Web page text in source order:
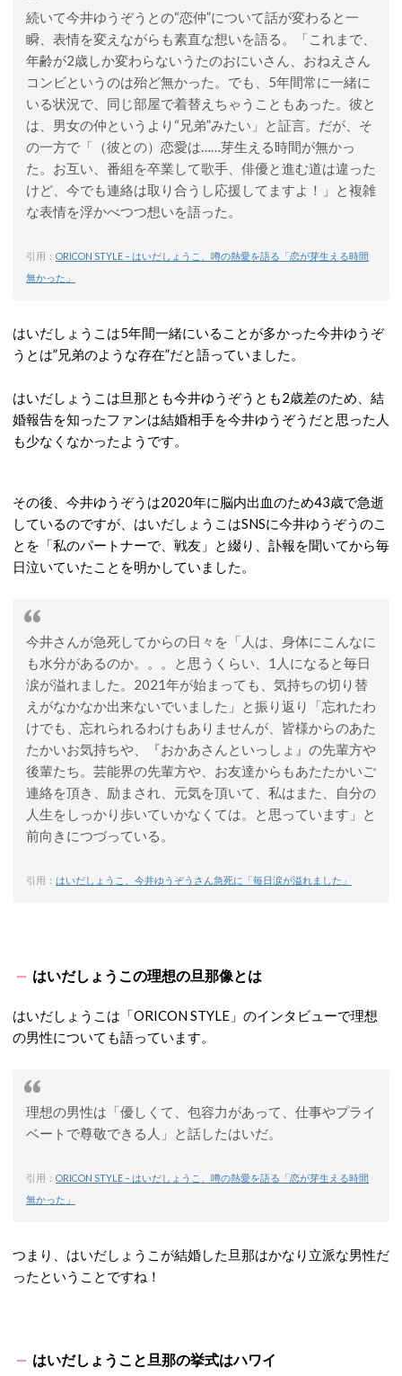
続いて今井ゆうぞうとの“恋仲”について話が変わると一
瞬、表情を変えながらも素直な想いを語る。「これまで、
年齢が2歳しか変わらないうたのおにいさん、おねえさん
コンビというのは殆ど無かった。でも、5年間常に一緒に
いる状況で、同じ部屋で着替えちゃうこともあった。彼と
は、男女の仲というより“兄弟”みたい」と証言。だが、そ
の一方で「（彼との）恋愛は……芽生える時間が無かっ
た。お互い、番組を卒業して歌手、俳優と進む道は違った
けど、今でも連絡は取り合うし応援してますよ！」と複雑
な表情を浮かべつつ想いを語った。
引用： ORICON STYLE – はいだしょうこ、噂の熱愛を語る「恋が芽生える時間
無かった」
はいだしょうこは5年間一緒にいることが多かった今井ゆうぞ
うとは”兄弟のような存在”だと語っていました。
はいだしょうこは旦那とも今井ゆうぞうとも2歳差のため、結
婚報告を知ったファンは結婚相手を今井ゆうぞうだと思った人
も少なくなかったようです。
その後、今井ゆうぞうは2020年に脳内出血のため43歳で急逝
しているのですが、はいだしょうこはSNSに今井ゆうぞうのこ
とを「私のパートナーで、戦友」と綴り、訃報を聞いてから毎
日泣いていたことを明かしていました。
今井さんが急死してからの日々を「人は、身体にこんなに
も水分があるのか。。。と思うくらい、1人になると毎日
涙が溢れました。2021年が始まっても、気持ちの切り替
えがなかなか出来ないでいました」と振り返り「忘れたわ
けでも、忘れられるわけもありませんが、皆様からのあた
たかいお気持ちや、『おかあさんといっしょ』の先輩方や
後輩たち。芸能界の先輩方や、お友達からもあたたかいご
連絡を頂き、励まされ、元気を頂いて、私はまた、自分の
人生をしっかり歩いていかなくては。と思っています」と
前向きにつづっている。
引用： はいだしょうこ、今井ゆうぞうさん急死に「毎日涙が溢れました」
はいだしょうこの理想の旦那像とは
はいだしょうこは「ORICON STYLE」のインタビューで理想
の男性についても語っています。
理想の男性は「優しくて、包容力があって、仕事やプライ
ベートで尊敬できる人」と話したはいだ。
引用： ORICON STYLE – はいだしょうこ、噂の熱愛を語る「恋が芽生える時間
無かった」
つまり、はいだしょうこが結婚した旦那はかなり立派な男性だ
ったということですね！
はいだしょうこと旦那の挙式はハワイ